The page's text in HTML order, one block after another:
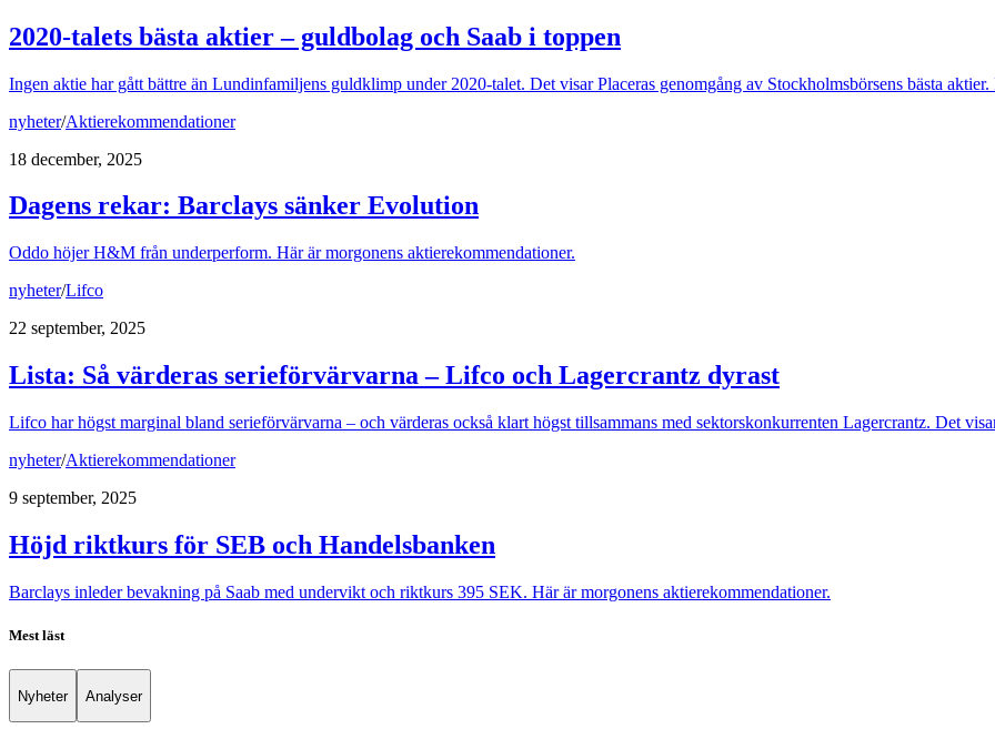
2020-talets bästa aktier – guldbolag och Saab i toppen
Ingen aktie har gått bättre än Lundinfamiljens guldklimp under 2020-talet. Det visar Placeras genomgång av Stockholmsbörsens bästa
nyheter/Aktierekommendationer
18 december, 2025
Dagens rekar: Barclays sänker Evolution
Oddo höjer H&M från underperform. Här är morgonens aktierekommendationer.
nyheter/Lifco
22 september, 2025
Lista: Så värderas serieförvärvarna – Lifco och Lagercrantz dyrast
Lifco har högst marginal bland serieförvärvarna – och värderas också klart högst tillsammans med sektorskonkurrenten Lagercrantz. Det
nyheter/Aktierekommendationer
9 september, 2025
Höjd riktkurs för SEB och Handelsbanken
Barclays inleder bevakning på Saab med undervikt och riktkurs 395 SEK. Här är morgonens aktierekommendationer.
Mest läst
Nyheter Analyser